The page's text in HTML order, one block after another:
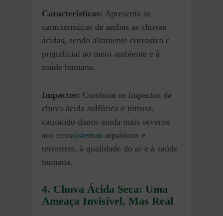
Características: Apresenta as
características de ambas as chuvas
ácidas, sendo altamente corrosiva e
prejudicial ao meio ambiente e à
saúde humana.
Impactos: Combina os impactos da
chuva ácida sulfúrica e nitrosa,
causando danos ainda mais severos
aos ecossistemas aquáticos e
terrestres, à qualidade do ar e à saúde
humana.
4. Chuva Ácida Seca: Uma
Ameaça Invisível, Mas Real